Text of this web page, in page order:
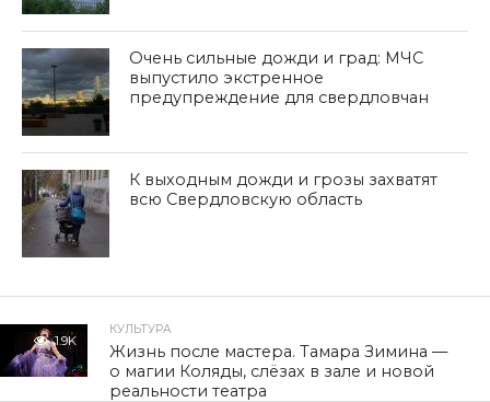
Очень сильные дожди и град: МЧС
выпустило экстренное
предупреждение для свердловчан
К выходным дожди и грозы захватят
всю Свердловскую область
1.9K
КУЛЬТУРА
Жизнь после мастера. Тамара Зимина —
о магии Коляды, слёзах в зале и новой
реальности театра